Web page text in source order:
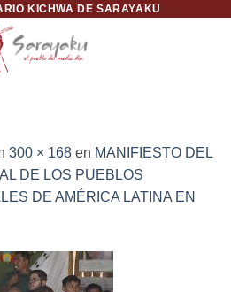
KICHWA DE SARAYAKU
300 × 168 en MANIFIESTO DEL
DE LOS PUEBLOS
DE AMÉRICA LATINA EN